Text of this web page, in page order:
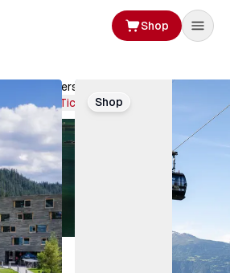
Shop
Die Sommersaison hat gestartet.
deine TicketsShop